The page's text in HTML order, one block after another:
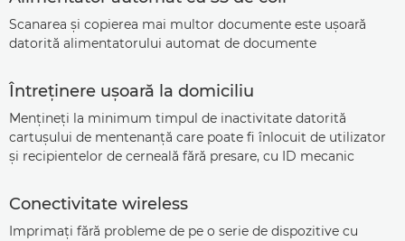
Scanarea şi copierea mai multor documente este uşoară
datorită alimentatorului automat de documente
Întreţinere uşoară la domiciliu
Menţineţi la minimum timpul de inactivitate datorită
cartuşului de mentenanţă care poate fi înlocuit de utilizator
şi recipientelor de cerneală fără presare, cu ID mecanic
Conectivitate wireless
Imprimaţi fără probleme de pe o serie de dispozitive cu